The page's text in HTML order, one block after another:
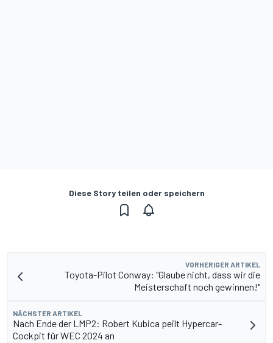
Diese Story teilen oder speichern
VORHERIGER ARTIKEL
Toyota-Pilot Conway: "Glaube nicht, dass wir die
Meisterschaft noch gewinnen!"
NÄCHSTER ARTIKEL
Nach Ende der LMP2: Robert Kubica peilt Hypercar-
Cockpit für WEC 2024 an